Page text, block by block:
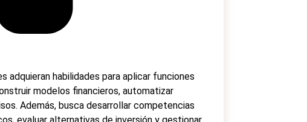
adquieran habilidades para aplicar funciones
modelos financieros, automatizar
Además, busca desarrollar competencias